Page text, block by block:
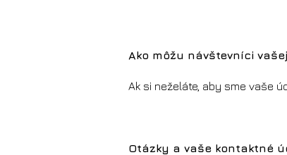
Ako môžu návštevníci
Ak si neželáte, aby sme vaše
Otázky a vaše kontaktné